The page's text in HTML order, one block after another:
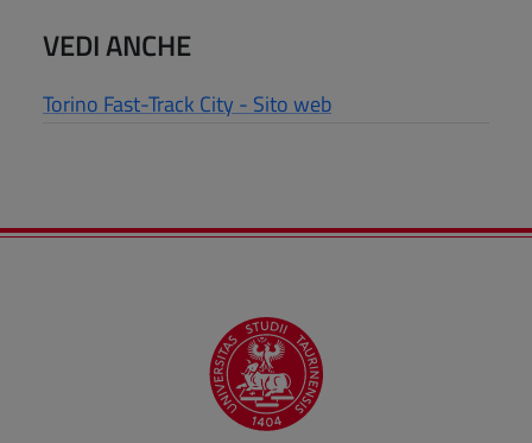
VEDI ANCHE
Torino Fast-Track City - Sito web